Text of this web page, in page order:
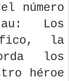
número
Los
la
los
héroe